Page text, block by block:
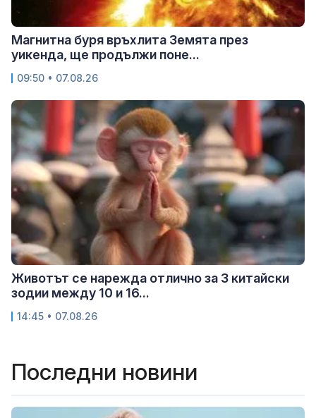
Магнитна буря връхлита Земята през
уикенда, ще продължи поне...
09:50 • 07.08.26
Животът се нарежда отлично за 3 китайски
зодии между 10 и 16...
14:45 • 07.08.26
Последни новини